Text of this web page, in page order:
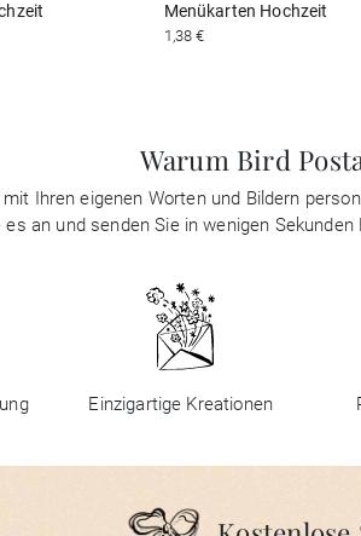
Menükarten Hochzeit
1,38 €
Warum Bird
Ihren eigenen Worten und Bildern
an und senden Sie in wenigen
Einzigartige Kreationen